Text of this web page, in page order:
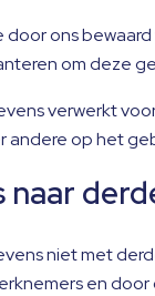
ons
om deze
verwerkt
andere op het
naar
niet met
en